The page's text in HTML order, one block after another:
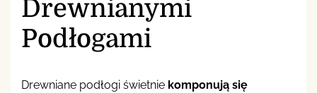
Drewnianymi
Podłogami
Drewniane podłogi świetnie komponują się